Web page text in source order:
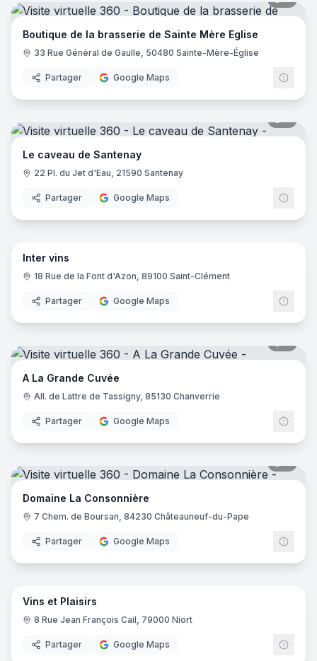
Boutique de la brasserie de Sainte Mère Eglise
33 Rue Général de Gaulle, 50480 Sainte-Mère-Église
Partager Google Maps
Le caveau de Santenay
22 Pl. du Jet d'Eau, 21590 Santenay
Partager Google Maps
13
Inter vins
18 Rue de la Font d'Azon, 89100 Saint-Clément
Partager Google Maps
A La Grande Cuvée
All. de Lattre de Tassigny, 85130 Chanverrie
Partager Google Maps
Domaine La Consonnière
7 Chem. de Boursan, 84230 Châteauneuf-du-Pape
Partager Google Maps
24
Vins et Plaisirs
8 Rue Jean François Cail, 79000 Niort
Partager Google Maps